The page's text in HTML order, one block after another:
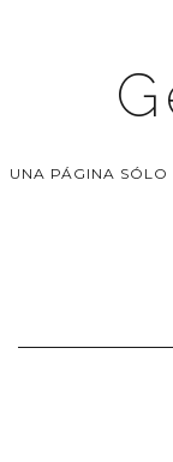
UNA PÁGINA